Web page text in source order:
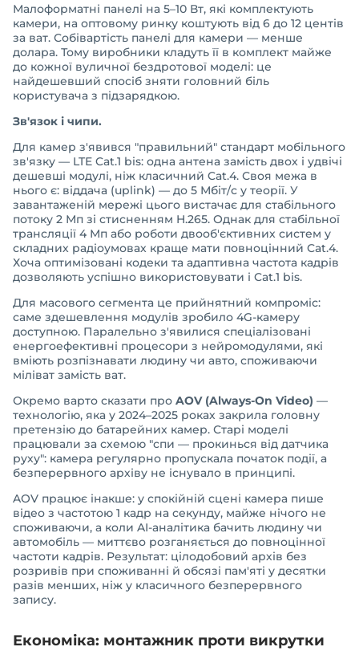
Малоформатні панелі на 5–10 Вт, які комплектують
камери, на оптовому ринку коштують від 6 до 12 центів
за ват. Собівартість панелі для камери — менше
долара. Тому виробники кладуть її в комплект майже
до кожної вуличної бездротової моделі: це
найдешевший спосіб зняти головний біль
користувача з підзарядкою.
Зв'язок і чипи.
Для камер з'явився "правильний" стандарт мобільного
зв'язку — LTE Cat.1 bis: одна антена замість двох і удвічі
дешевші модулі, ніж класичний Cat.4. Своя межа в
нього є: віддача (uplink) — до 5 Мбіт/с у теорії. У
завантаженій мережі цього вистачає для стабільного
потоку 2 Мп зі стисненням H.265. Однак для стабільної
трансляції 4 Мп або роботи двооб'єктивних систем у
складних радіоумовах краще мати повноцінний Cat.4.
Хоча оптимізовані кодеки та адаптивна частота кадрів
дозволяють успішно використовувати і Cat.1 bis.
Для масового сегмента це прийнятний компроміс:
саме здешевлення модулів зробило 4G-камеру
доступною. Паралельно з'явилися спеціалізовані
енергоефективні процесори з нейромодулями, які
вміють розпізнавати людину чи авто, споживаючи
міліват замість ват.
Окремо варто сказати про AOV (Always-On Video) —
технологію, яка у 2024–2025 роках закрила головну
претензію до батарейних камер. Старі моделі
працювали за схемою "спи — прокинься від датчика
руху": камера регулярно пропускала початок події, а
безперервного архіву не існувало в принципі.
AOV працює інакше: у спокійній сцені камера пише
відео з частотою 1 кадр на секунду, майже нічого не
споживаючи, а коли AI-аналітика бачить людину чи
автомобіль — миттєво розганяється до повноцінної
частоти кадрів. Результат: цілодобовий архів без
розривів при споживанні й обсязі пам'яті у десятки
разів менших, ніж у класичного безперервного
запису.
Економіка: монтажник проти викрутки